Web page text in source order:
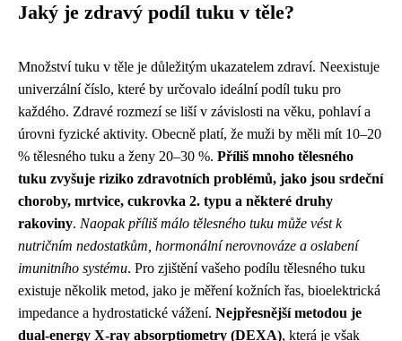
Jaký je zdravý podíl tuku v těle?
Množství tuku v těle je důležitým ukazatelem zdraví. Neexistuje
univerzální číslo, které by určovalo ideální podíl tuku pro
každého. Zdravé rozmezí se liší v závislosti na věku, pohlaví a
úrovni fyzické aktivity. Obecně platí, že muži by měli mít 10–20
% tělesného tuku a ženy 20–30 %. Příliš mnoho tělesného
tuku zvyšuje riziko zdravotních problémů, jako jsou srdeční
choroby, mrtvice, cukrovka 2. typu a některé druhy
rakoviny. Naopak příliš málo tělesného tuku může vést k
nutričním nedostatkům, hormonální nerovnováze a oslabení
imunitního systému. Pro zjištění vašeho podílu tělesného tuku
existuje několik metod, jako je měření kožních řas, bioelektrická
impedance a hydrostatické vážení. Nejpřesnější metodou je
dual-energy X-ray absorptiometry (DEXA), která je však